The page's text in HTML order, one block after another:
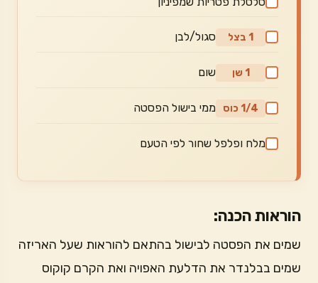
1 בצל סגול/לבן
1 שן שום
1/4 כוס ממי בישול הפסטה
מלח ופלפל שחור לפי הטעם
הוראות הכנה:
שמים את הפסטה לבישול בהתאם להוראות שעל האריזה
שמים בבלנדר את הדלעת האפויה ואת הקרם קוקוס